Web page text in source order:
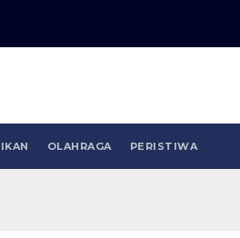
OLAHRAGA PERISTIWA